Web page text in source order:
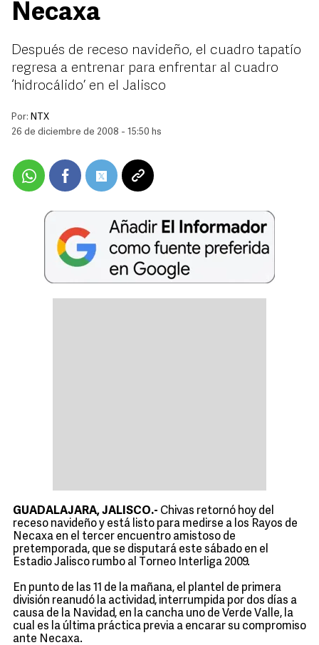
Necaxa
Después de receso navideño, el cuadro tapatío
regresa a entrenar para enfrentar al cuadro
‘hidrocálido’ en el Jalisco
Por: NTX
26 de diciembre de 2008 - 15:50 hs
GUADALAJARA, JALISCO.- Chivas retornó hoy del
receso navideño y está listo para medirse a los Rayos de
Necaxa en el tercer encuentro amistoso de
pretemporada, que se disputará este sábado en el
Estadio Jalisco rumbo al Torneo Interliga 2009.
En punto de las 11 de la mañana, el plantel de primera
división reanudó la actividad, interrumpida por dos días a
causa de la Navidad, en la cancha uno de Verde Valle, la
cual es la última práctica previa a encarar su compromiso
ante Necaxa.